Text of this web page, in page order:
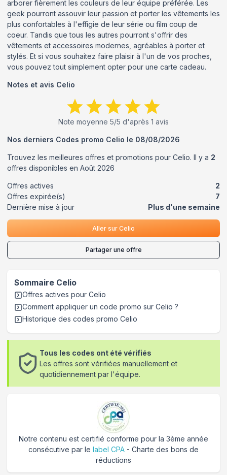
arborer fièrement les couleurs de leur équipe préférée. Les
geek pourront assouvir leur passion et porter les vêtements les
plus confortables à l'effigie de leur série ou film coup de
coeur. Tandis que tous les autres pourront s'offrir des
vêtements et accessoires modernes, agréables à porter et
stylés. Et si vous souhaitez faire plaisir à l'un de vos proches,
vous pouvez tout simplement opter pour une carte cadeau.
Notes et avis Celio
Note moyenne 5/5 d'après 1 avis
Nos derniers Codes promo Celio le 08/08/2026
Trouvez les meilleures offres et promotions pour Celio. Il y a 2
offres disponibles en Août 2026
Offres actives
2
Offres expirée(s)
7
Dernière mise à jour
Plus d'une semaine
Aller sur Celio
Partager une offre
Sommaire Celio
Offres actives pour Celio
Comment appliquer un code promo sur Celio ?
Historique des codes promo Celio
Tous les codes ont été vérifiés
Les offres sont vérifiées manuellement et
quotidiennement par l'équipe.
Notre contenu est certifié conforme pour la 3ème année
consécutive par le label CPA - Charte des bons de
réductions